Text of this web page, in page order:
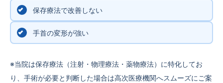
保存療法で改善しない
手首の変形が強い
※当院は保存療法（注射・物理療法・薬物療法）に特化してお
り、手術が必要と判断した場合は高次医療機関へスムーズにご案